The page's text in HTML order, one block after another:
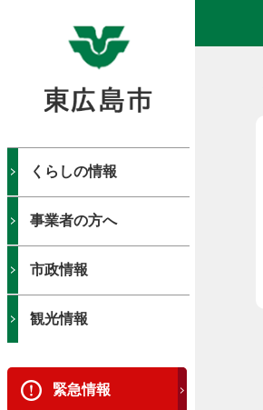
くらしの情報
事業者の方へ
市政情報
観光情報
緊急情報